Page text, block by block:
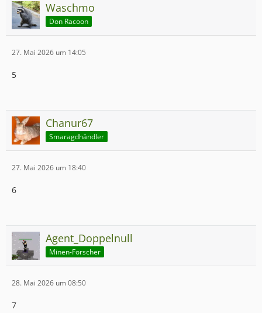
Waschmo
Don Racoon
27. Mai 2026 um 14:05
5
Chanur67
Smaragdhändler
27. Mai 2026 um 18:40
6
Agent_Doppelnull
Minen-Forscher
28. Mai 2026 um 08:50
7